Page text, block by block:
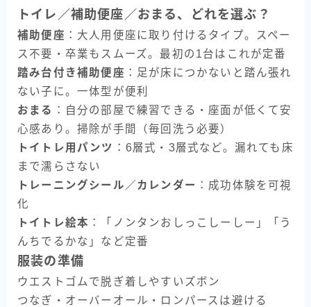
トイレ／補助便座／おまる、どれを選ぶ？
補助便座 ：大人用便座に取り付けるタイプ。スペー
ス不要・卒業もスムーズ。最初の1台はこれが定番
踏み台付き補助便座 ：足が床につかないと踏ん張れ
ない子に。一体型が便利
おまる ：自分の部屋で練習できる・座面が低くて安
心感あり。掃除が手間（毎回洗う必要）
トイトレ用パンツ ：6層式・3層式など。漏れても床
まで濡らさない
トレーニングシール／カレンダー ：成功体験を可視
化
トイトレ絵本 ：「ノンタンおしっこしーしー」「う
んちでるかな」など定番
服装の準備
ウエストゴムで脱ぎ着しやすいズボン
つなぎ・オーバーオール・ロンパースは避ける